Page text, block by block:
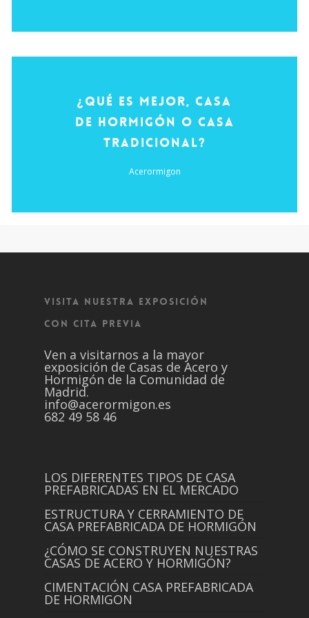
¿QUÉ ES MEJOR, CASA
DE HORMIGÓN O CASA
TRADICIONAL?
Acerormigon
VISITA NUESTRA EXPOSICIÓN
CON CITA PREVIA
Ven a visitarnos a la mayor
exposición de Casas de Acero y
Hormigón de la Comunidad de
Madrid.
info@acerormigon.es
682 49 58 46
LOS DIFERENTES TIPOS DE CASA
PREFABRICADAS EN EL MERCADO
ESTRUCTURA Y CERRAMIENTO DE
CASA PREFABRICADA DE HORMIGÓN
¿CÓMO SE CONSTRUYEN NUESTRAS
CASAS DE ACERO Y HORMIGÓN?
CIMENTACIÓN CASA PREFABRICADA
DE HORMIGON